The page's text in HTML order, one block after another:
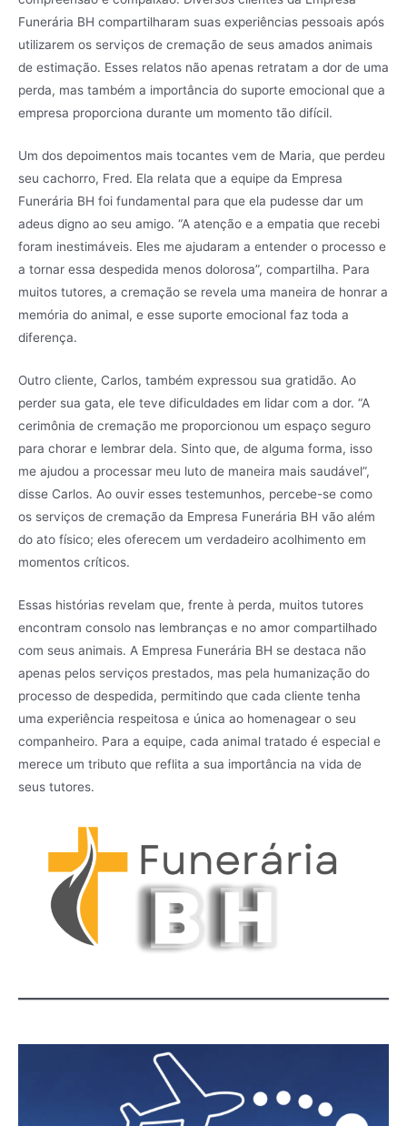
Funerária BH compartilharam suas experiências pessoais após
utilizarem os serviços de cremação de seus amados animais
de estimação. Esses relatos não apenas retratam a dor de uma
perda, mas também a importância do suporte emocional que a
empresa proporciona durante um momento tão difícil.
Um dos depoimentos mais tocantes vem de Maria, que perdeu
seu cachorro, Fred. Ela relata que a equipe da Empresa
Funerária BH foi fundamental para que ela pudesse dar um
adeus digno ao seu amigo. “A atenção e a empatia que recebi
foram inestimáveis. Eles me ajudaram a entender o processo e
a tornar essa despedida menos dolorosa”, compartilha. Para
muitos tutores, a cremação se revela uma maneira de honrar a
memória do animal, e esse suporte emocional faz toda a
diferença.
Outro cliente, Carlos, também expressou sua gratidão. Ao
perder sua gata, ele teve dificuldades em lidar com a dor. “A
cerimônia de cremação me proporcionou um espaço seguro
para chorar e lembrar dela. Sinto que, de alguma forma, isso
me ajudou a processar meu luto de maneira mais saudável”,
disse Carlos. Ao ouvir esses testemunhos, percebe-se como
os serviços de cremação da Empresa Funerária BH vão além
do ato físico; eles oferecem um verdadeiro acolhimento em
momentos críticos.
Essas histórias revelam que, frente à perda, muitos tutores
encontram consolo nas lembranças e no amor compartilhado
com seus animais. A Empresa Funerária BH se destaca não
apenas pelos serviços prestados, mas pela humanização do
processo de despedida, permitindo que cada cliente tenha
uma experiência respeitosa e única ao homenagear o seu
companheiro. Para a equipe, cada animal tratado é especial e
merece um tributo que reflita a sua importância na vida de
seus tutores.